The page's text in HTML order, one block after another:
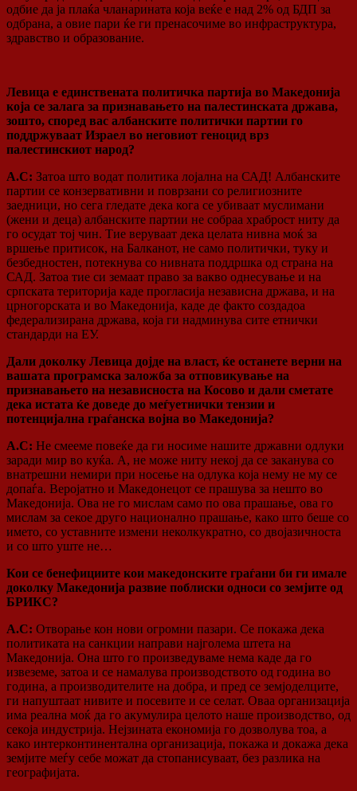
одбие да ја плаќа чланарината која веќе е над 2% од БДП за
одбрана, а овие пари ќе ги пренасочиме во инфраструктура,
здравство и образование.
Левица е единствената политичка партија во Македонија
која се залага за признавањето на палестинската држава,
зошто, според вас албанските политички партии го
поддржуваат Израел во неговиот геноцид врз
палестинскиот народ?
А.С: Затоа што водат политика лојална на САД! Албанските
партии се конзервативни и поврзани со религиозните
заедници, но сега гледате дека кога се убиваат муслимани
(жени и деца) албанските партии не собраа храброст ниту да
го осудат тој чин. Тие веруваат дека целата нивна моќ за
вршење притисок, на Балканот, не само политички, туку и
безбедностен, потекнува со нивната поддршка од страна на
САД. Затоа тие си земаат право за вакво однесување и на
српската територија каде прогласија независна држава, и на
црногорската и во Македонија, каде де факто создадоа
федерализирана држава, која ги надминува сите етнички
стандарди на ЕУ.
Дали доколку Левица дојде на власт, ќе останете верни на
вашата програмска заложба за отповикување на
признавањето на независноста на Косово и дали сметате
дека истата ќе доведе до меѓуетнички тензии и
потенцијална граѓанска војна во Македонија?
А.С: Не смееме повеќе да ги носиме нашите државни одлуки
заради мир во куќа. А, не може ниту некој да се заканува со
внатрешни немири при носење на одлука која нему не му се
допаѓа. Веројатно и Македонецот се прашува за нешто во
Македонија. Ова не го мислам само по ова прашање, ова го
мислам за секое друго национално прашање, како што беше со
името, со уставните измени неколкукратно, со двојазичноста
и со што уште не…
Кои се бенефициите кои македонските граѓани би ги имале
доколку Македонија развие поблиски односи со земјите од
БРИКС?
А.С: Отворање кон нови огромни пазари. Се покажа дека
политиката на санкции направи најголема штета на
Македонија. Она што го произведуваме нема каде да го
извеземе, затоа и се намалува производството од година во
година, а производителите на добра, и пред се земјоделците,
ги напуштаат нивите и посевите и се селат. Оваа организација
има реална моќ да го акумулира целото наше производство, од
секоја индустрија. Нејзината економија го дозволува тоа, а
како интерконтинентална организација, покажа и докажа дека
земјите меѓу себе можат да стопанисуваат, без разлика на
географијата.